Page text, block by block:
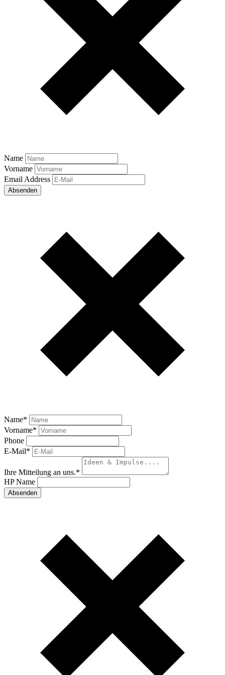
Name
Vorname
Email Address
Name*
Vorname*
Phone
E-Mail*
Ihre Mitteilung an uns.*
HP Name
Absenden